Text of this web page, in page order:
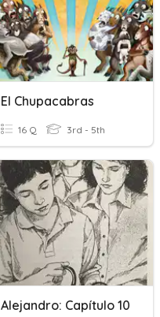
El Chupacabras
16 Q 3rd - 5th
Alejandro: Capítulo 10